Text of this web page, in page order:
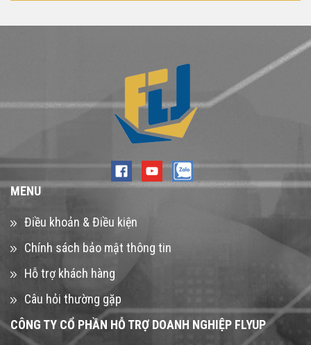
MENU
Điều khoản & Điều kiện
Chính sách bảo mật thông tin
Hỗ trợ khách hàng
Câu hỏi thường gặp
CÔNG TY CỔ PHẦN HỖ TRỢ DOANH NGHIỆP FLYUP